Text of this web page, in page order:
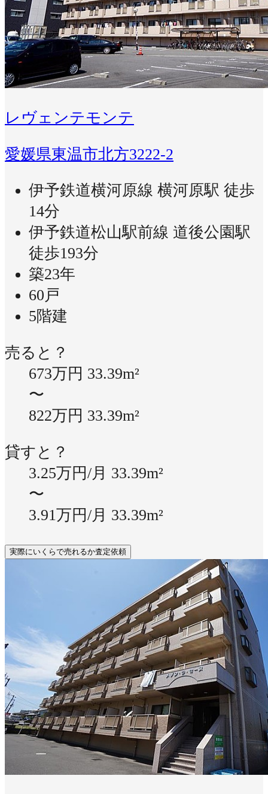
レヴェンテモンテ
愛媛県東温市北方3222-2
伊予鉄道横河原線 横河原駅 徒歩
14分
伊予鉄道松山駅前線 道後公園駅
徒歩193分
築23年
60戸
5階建
売ると？
673万円 33.39m²
〜
822万円 33.39m²
貸すと？
3.25万円/月 33.39m²
〜
3.91万円/月 33.39m²
実際にいくらで売れるか査定依頼